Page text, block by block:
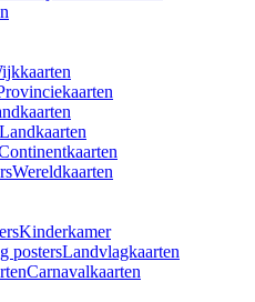
Landkaarten
Wereldkaarten
Kinderkamer
Landvlagkaarten
Carnavalkaarten